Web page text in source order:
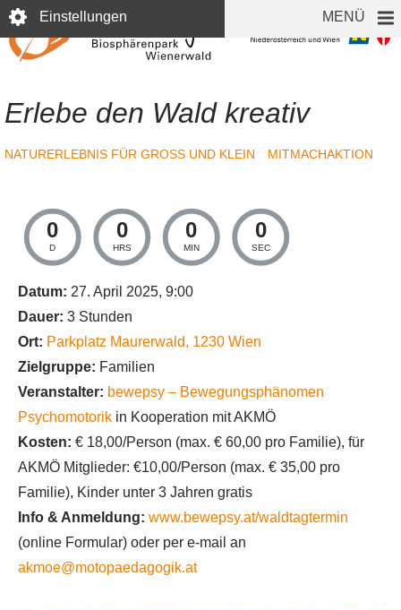
Direkt
zum
Inhalt
Einstellungen MENÜ
Erlebe den Wald kreativ
NATURERLEBNIS FÜR GROSS UND KLEIN MITMACHAKTION
0
D
0
HRS
0
MIN
0
SEC
Datum: 27. April 2025, 9:00
Dauer: 3 Stunden
Ort: Parkplatz Maurerwald, 1230 Wien
Zielgruppe: Familien
Veranstalter: bewepsy – Bewegungsphänomen
Psychomotorik in Kooperation mit AKMÖ
Kosten: € 18,00/Person (max. € 60,00 pro Familie), für
AKMÖ Mitglieder: €10,00/Person (max. € 35,00 pro
Familie), Kinder unter 3 Jahren gratis
Info & Anmeldung: www.bewepsy.at/waldtagtermin
(online Formular) oder per e-mail an
akmoe@motopaedagogik.at